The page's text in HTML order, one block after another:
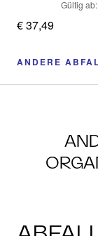
Gültig
€ 37,49
ANDERE